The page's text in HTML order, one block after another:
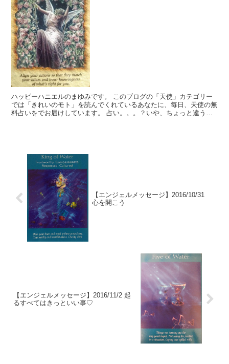
ハッピーハニエルのまゆみです。 このブログの「天使」カテゴリー
では「きれいのモト」を読んでくれているあなたに、毎日、天使の無
料占いをでお届けしています。 占い。。。？いや、ちょっと違うか
【エンジェルメッセージ】2016/10/31
心を開こう
【エンジェルメッセージ】2016/11/2 起
るすべてはきっといい事♡